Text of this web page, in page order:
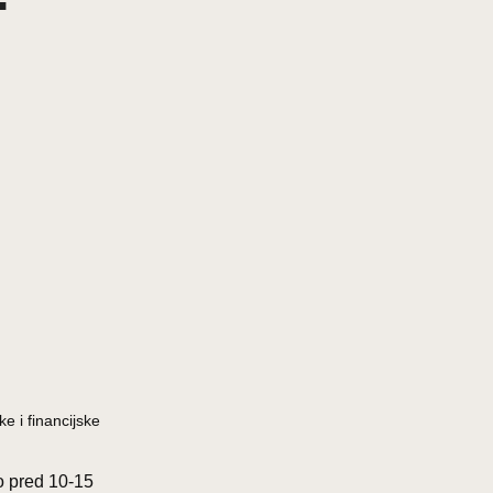
i financijske
pred 10-15